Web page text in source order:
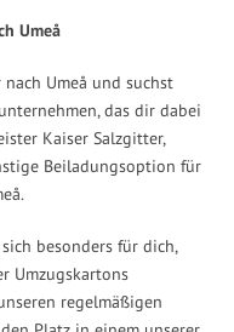
Umeå
Umeå und suchst
das dir dabei
Kaiser Salzgitter,
Beiladungsoption für
besonders für dich,
Umzugskartons
regelmäßigen